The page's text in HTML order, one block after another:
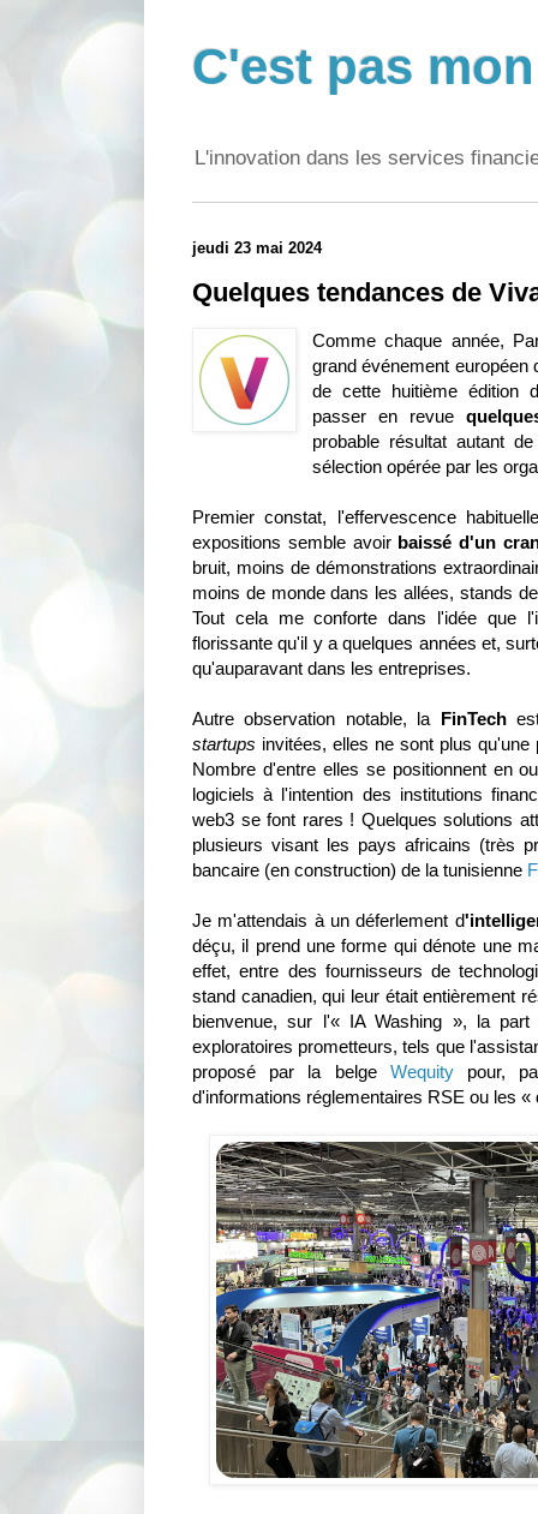
C'est pas
L'innovation dans les services
jeudi 23 mai 2024
Quelques tendances de
Comme chaque année,
grand événement européen
de cette huitième édition
passer en revue
probable résultat autant
sélection opérée par les
Premier constat, l'effervescence
expositions semble avoir baissé d'un
bruit, moins de démonstrations
moins de monde dans les allées, stands
Tout cela me conforte dans l'idée que
florissante qu'il y a quelques années et,
qu'auparavant dans les entreprises.
Autre observation notable, la FinTechest
startups invitées, elles ne sont plus
Nombre d'entre elles se positionnent en
logiciels à l'intention des institutions
web3 se font rares ! Quelques solutions
plusieurs visant les pays africains (très
bancaire (en construction) de la tunisienne
Je m'attendais à un déferlement d
déçu, il prend une forme qui dénote une
effet, entre des fournisseurs de
stand canadien, qui leur était entièrement
bienvenue, sur l'« IA Washing », la
exploratoires prometteurs, tels que
proposé par la belge Wequitypour,
d'informations réglementaires RSE ou les «